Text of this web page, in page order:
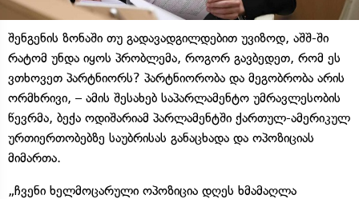
შენგენის ზონაში თუ გადავადგილდებით უვიზოდ, აშშ-ში
რატომ უნდა იყოს პრობლემა, როგორ გავბედეთ, რომ ეს
ვთხოვეთ პარტნიორს? პარტნიორობა და მეგობრობა არის
ორმხრივი, – ამის შესახებ საპარლამენტო უმრავლესობის
წევრმა, ბექა ოდიშარიამ პარლამენტში ქართულ-ამერიკულ
ურთიერთობებზე საუბრისას განაცხადა და ოპოზიციას
მიმართა.
„ჩვენი ხელმოცარული ოპოზიცია დღეს ხმამაღლა